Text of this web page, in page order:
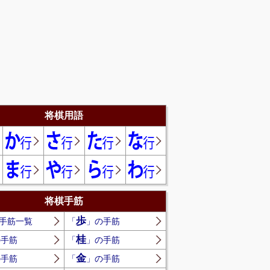
将棋用語
将棋手筋
筋一覧 「歩 」の手筋
筋
「桂 」の手筋
筋
「金 」の手筋